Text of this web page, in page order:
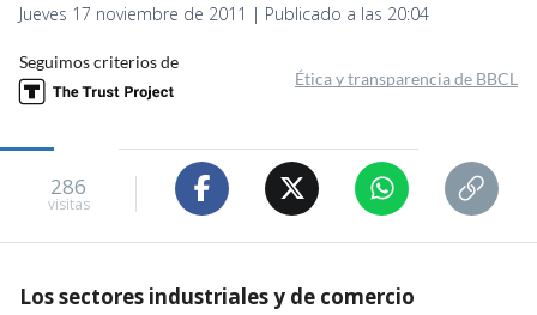
Jueves 17 noviembre de 2011 | Publicado a las 20:04
Seguimos criterios de
Ética y transparencia de BBCL
286
visitas
Los sectores industriales y de comercio